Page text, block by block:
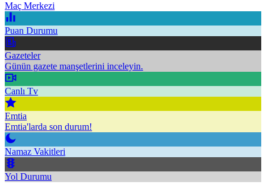
Maç Merkezi
Puan Durumu
Gazeteler
Günün gazete manşetlerini inceleyin.
Canlı Tv
Emtia
Emtia'larda son durum!
Namaz Vakitleri
Yol Durumu